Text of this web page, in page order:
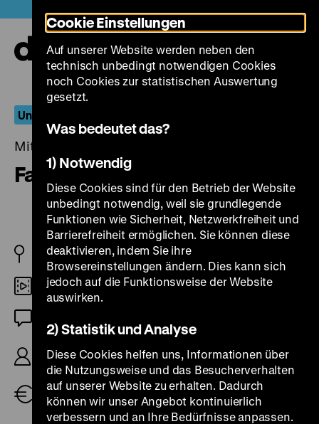
zum
Seiteninhalt
springen
Unser täglich Brot
Mittwoch, 02. März 2022, 20.00 Uhr
Fad'jal
SN 1979
16mm
R/B: Safi Faye, K: Patrick Fabry, Jean Monod, Papa
Moctar Ndoye, 112’
Tickets
Cookie Einstellungen
Auf unserer Website werden neben den
technisch unbedingt notwendigen Cookies
noch Cookies zur statistischen Auswertung
gesetzt.
Was bedeutet das?
1) Notwendig
Diese Cookies sind für den Betrieb der Website
unbedingt notwendig, weil sie grundlegende
Funktionen wie Sicherheit, Netzwerkfreiheit und
Barrierefreiheit ermöglichen. Sie können diese
deaktivieren, indem Sie ihre
Browsereinstellungen ändern. Dies kann sich
jedoch auf die Funktionsweise der Website
auswirken.
2) Statistik und Analyse
Diese Cookies helfen uns, Informationen über
die Nutzungsweise und das Besucherverhalten
auf unserer Website zu erhalten. Dadurch
können wir unser Angebot kontinuierlich
verbessern und an Ihre Bedürfnisse anpassen.